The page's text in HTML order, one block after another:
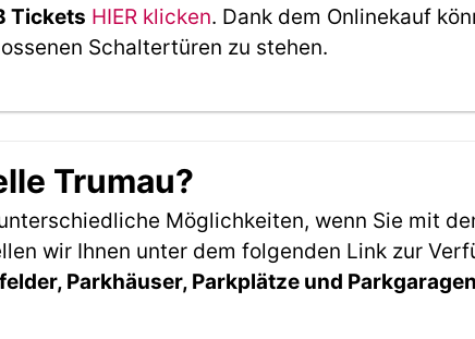
Tickets HIER klicken. Dank dem Onlinekauf
Schaltertüren zu stehen.
Trumau?
Möglichkeiten, wenn Sie mit
wir Ihnen unter dem folgenden Link zur
Parkhäuser, Parkplätze und Parkgaragen